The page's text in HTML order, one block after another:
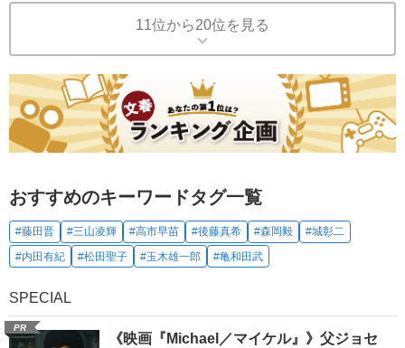
11位から20位を見る
おすすめのキーワードタグ一覧
#藤田晋 #三山凌輝 #高市早苗 #後藤真希 #森岡毅
#城彰二
#内田有紀
#松田聖子 #玉木雄一郎 #亀和田武
SPECIAL
PR
《映画『Michael／マイケル』》父ジョセ